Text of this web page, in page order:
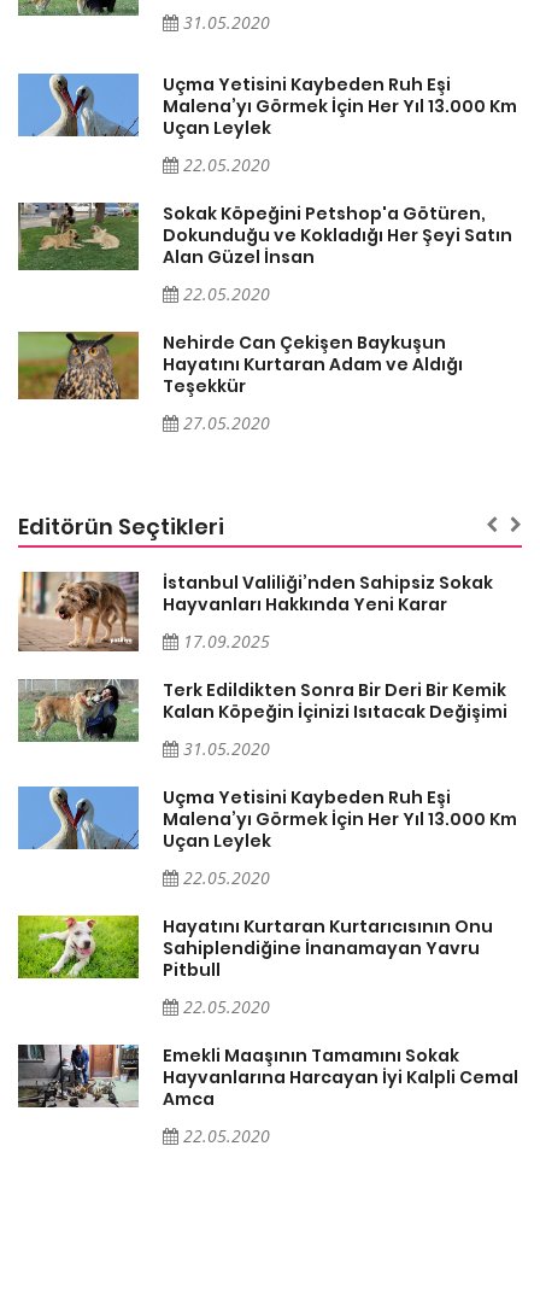
31.05.2020
Uçma Yetisini Kaybeden Ruh Eşi
Malena’yı Görmek İçin Her Yıl 13.000 Km
Uçan Leylek
22.05.2020
Sokak Köpeğini Petshop'a Götüren,
Dokunduğu ve Kokladığı Her Şeyi Satın
Alan Güzel İnsan
22.05.2020
Nehirde Can Çekişen Baykuşun
Hayatını Kurtaran Adam ve Aldığı
Teşekkür
27.05.2020
Editörün Seçtikleri
İstanbul Valiliği’nden Sahipsiz Sokak
Hayvanları Hakkında Yeni Karar
17.09.2025
Terk Edildikten Sonra Bir Deri Bir Kemik
Kalan Köpeğin İçinizi Isıtacak Değişimi
31.05.2020
Uçma Yetisini Kaybeden Ruh Eşi
Malena’yı Görmek İçin Her Yıl 13.000 Km
Uçan Leylek
22.05.2020
Hayatını Kurtaran Kurtarıcısının Onu
Sahiplendiğine İnanamayan Yavru
Pitbull
22.05.2020
Emekli Maaşının Tamamını Sokak
Hayvanlarına Harcayan İyi Kalpli Cemal
Amca
22.05.2020